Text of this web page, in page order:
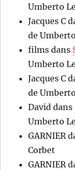
Umberto
Jacques C
de
films dans
Umberto
Jacques C
de
David dans
Umberto
GARNIER
Corbet
GARNIER